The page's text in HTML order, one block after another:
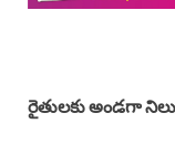
రైతులకు అండగా